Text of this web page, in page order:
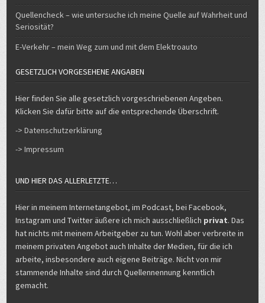
Quellencheck – wie untersuche ich meine Quelle auf Wahrheit und
Seriosität?
E-Verkehr – mein Weg zum und mit dem Elektroauto
GESETZLICH VORGESEHENE ANGABEN
Hier finden Sie alle gesetzlich vorgeschriebenen Angeben.
Klicken Sie dafür bitte auf die entsprechende Überschrift.
-> Datenschutzerklärung
-> Impressum
UND HIER DAS ALLERLETZTE…
Hier in meinem Internetangebot, im Podcast, bei Facebook,
Instagram und Twitter äußere ich mich ausschließlich privat. Das
hat nichts mit meinem Arbeitgeber zu tun. Wohl aber verbreite in
meinem privaten Angebot auch Inhalte der Medien, für die ich
arbeite, insbesondere auch eigene Beiträge. Nicht von mir
stammende Inhalte sind durch Quellennennung kenntlich
gemacht.